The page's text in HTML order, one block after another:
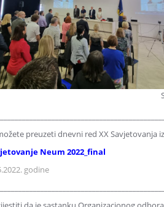
preuzeti dnevni red XX Savjetovanja
Neum 2022_final
godine